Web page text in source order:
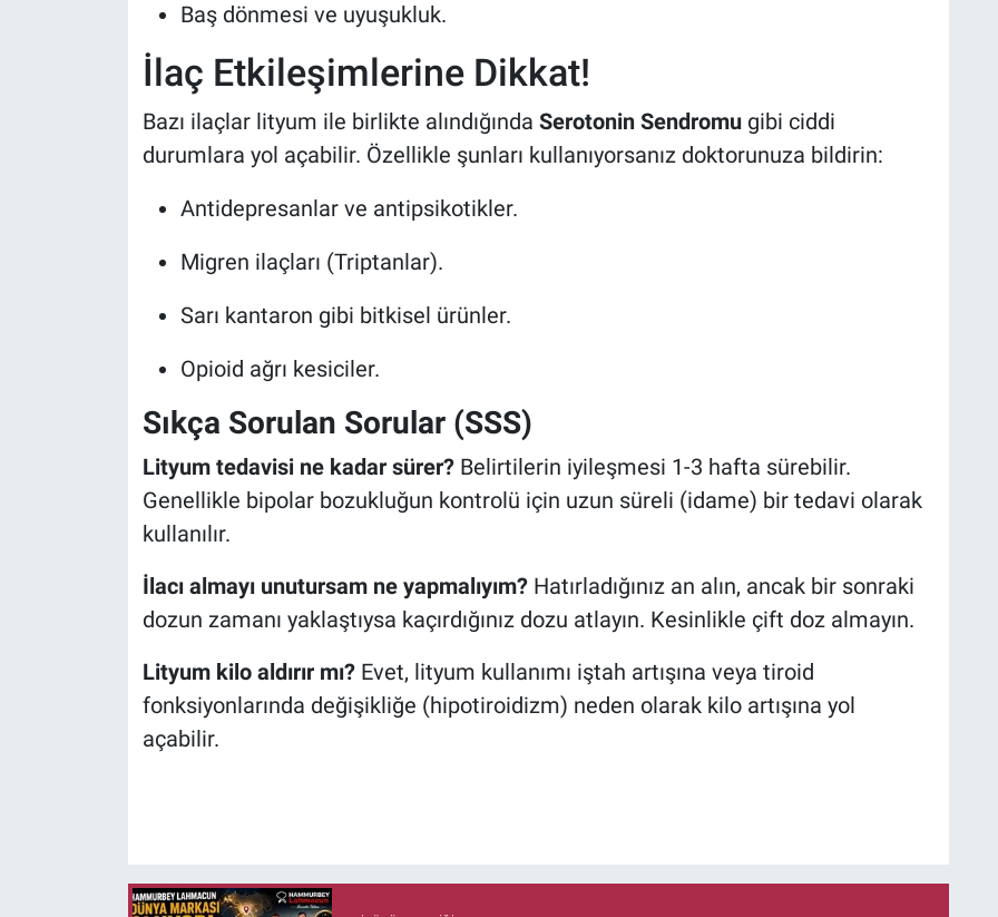
Baş dönmesi ve uyuşukluk.
İlaç Etkileşimlerine Dikkat!
Bazı ilaçlar lityum ile birlikte alındığında Serotonin Sendromugibi ciddi
durumlara yol açabilir. Özellikle şunları kullanıyorsanız doktorunuza bildirin:
Antidepresanlar ve antipsikotikler.
Migren ilaçları (Triptanlar).
Sarı kantaron gibi bitkisel ürünler.
Opioid ağrı kesiciler.
Sıkça Sorulan Sorular (SSS)
Lityum tedavisi ne kadar sürer?Belirtilerin iyileşmesi 1-3 hafta sürebilir.
Genellikle bipolar bozukluğun kontrolü için uzun süreli (idame) bir tedavi olarak
kullanılır.
İlacı almayı unutursam ne yapmalıyım?Hatırladığınız an alın, ancak bir sonraki
dozun zamanı yaklaştıysa kaçırdığınız dozu atlayın. Kesinlikle çift doz almayın.
Lityum kilo aldırır mı?Evet, lityum kullanımı iştah artışına veya tiroid
fonksiyonlarında değişikliğe (hipotiroidizm) neden olarak kilo artışına yol
açabilir.